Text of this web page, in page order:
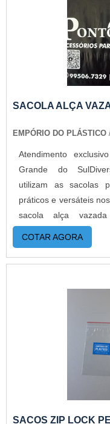
SACOLA ALÇA
EMPÓRIO DO PLÁSTICO
Atendimento
Grande do
utilizam as sacolas
práticos e versáteis
sacola alça
excelente alternativa
buscam por
qualidade e com
já que por onde for
SOBRE O
modelo de saco
comércios, indústrias
COTAR AGORA
SACOS ZIP LOCK